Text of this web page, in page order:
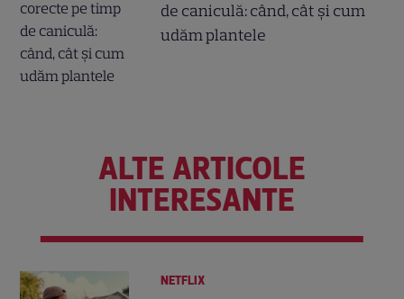
de caniculă: când, cât şi cum
udăm plantele
ALTE ARTICOLE
INTERESANTE
NETFLIX